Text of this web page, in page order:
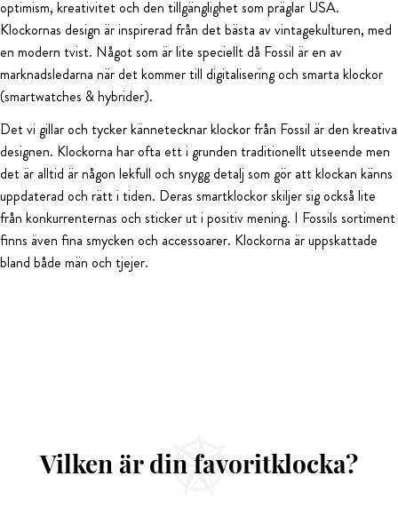
optimism, kreativitet och den tillgänglighet som präglar USA.
Klockornas design är inspirerad från det bästa av vintagekulturen, med
en modern tvist. Något som är lite speciellt då Fossil är en av
marknadsledarna när det kommer till digitalisering och smarta klockor
(smartwatches & hybrider).
Det vi gillar och tycker kännetecknar klockor från Fossil är den kreativa
designen. Klockorna har ofta ett i grunden traditionellt utseende men
det är alltid är någon lekfull och snygg detalj som gör att klockan känns
uppdaterad och rätt i tiden. Deras smartklockor skiljer sig också lite
från konkurrenternas och sticker ut i positiv mening. I Fossils sortiment
finns även fina smycken och accessoarer. Klockorna är uppskattade
bland både män och tjejer.
Vilken är din favoritklocka?